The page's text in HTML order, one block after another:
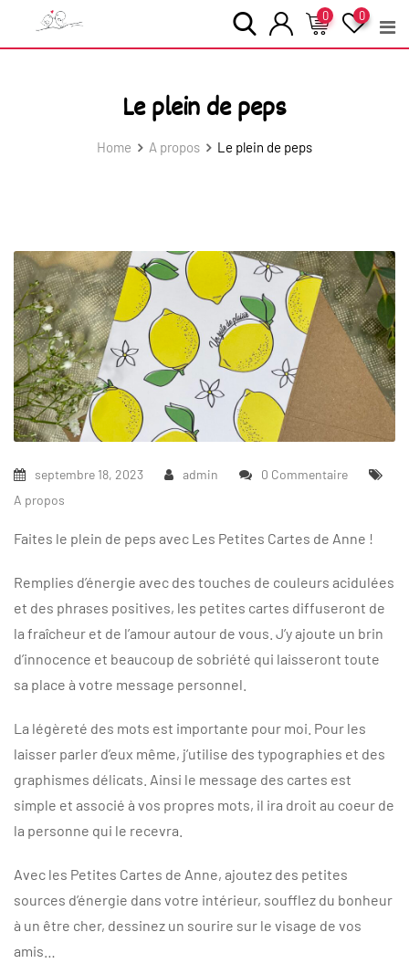
0
0
Le plein de peps
Home A propos Le plein de peps
septembre 18, 2023 admin
0 Commentaire
A propos
Faites le plein de peps avec Les Petites Cartes de Anne !
Remplies d’énergie avec des touches de couleurs acidulées
et des phrases positives, les petites cartes diffuseront de
la fraîcheur et de l’amour autour de vous. J’y ajoute un brin
d’innocence et beaucoup de sobriété qui laisseront toute
sa place à votre message personnel.
La légèreté des mots est importante pour moi. Pour les
laisser parler d’eux même, j’utilise des typographies et des
graphismes délicats. Ainsi le message des cartes est
simple et associé à vos propres mots, il ira droit au coeur de
la personne qui le recevra.
Avec les Petites Cartes de Anne, ajoutez des petites
sources d’énergie dans votre intérieur, soufflez du bonheur
à un être cher, dessinez un sourire sur le visage de vos
amis…